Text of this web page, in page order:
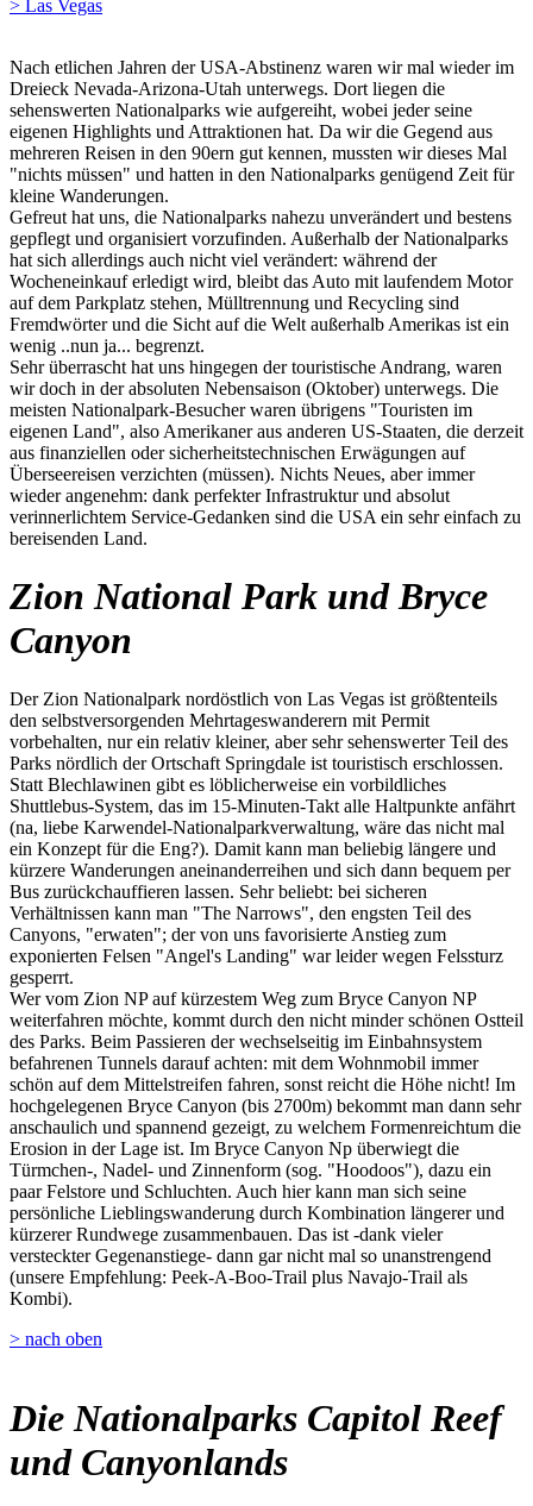
> Las Vegas
Nach etlichen Jahren der USA-Abstinenz waren wir mal wieder im
Dreieck Nevada-Arizona-Utah unterwegs. Dort liegen die
sehenswerten Nationalparks wie aufgereiht, wobei jeder seine
eigenen Highlights und Attraktionen hat. Da wir die Gegend aus
mehreren Reisen in den 90ern gut kennen, mussten wir dieses Mal
"nichts müssen" und hatten in den Nationalparks genügend Zeit für
kleine Wanderungen.
Gefreut hat uns, die Nationalparks nahezu unverändert und bestens
gepflegt und organisiert vorzufinden. Außerhalb der Nationalparks
hat sich allerdings auch nicht viel verändert: während der
Wocheneinkauf erledigt wird, bleibt das Auto mit laufendem Motor
auf dem Parkplatz stehen, Mülltrennung und Recycling sind
Fremdwörter und die Sicht auf die Welt außerhalb Amerikas ist ein
wenig ..nun ja... begrenzt.
Sehr überrascht hat uns hingegen der touristische Andrang, waren
wir doch in der absoluten Nebensaison (Oktober) unterwegs. Die
meisten Nationalpark-Besucher waren übrigens "Touristen im
eigenen Land", also Amerikaner aus anderen US-Staaten, die derzeit
aus finanziellen oder sicherheitstechnischen Erwägungen auf
Überseereisen verzichten (müssen). Nichts Neues, aber immer
wieder angenehm: dank perfekter Infrastruktur und absolut
verinnerlichtem Service-Gedanken sind die USA ein sehr einfach zu
bereisenden Land.
Zion National Park und Bryce
Canyon
Der Zion Nationalpark nordöstlich von Las Vegas ist größtenteils
den selbstversorgenden Mehrtageswanderern mit Permit
vorbehalten, nur ein relativ kleiner, aber sehr sehenswerter Teil des
Parks nördlich der Ortschaft Springdale ist touristisch erschlossen.
Statt Blechlawinen gibt es löblicherweise ein vorbildliches
Shuttlebus-System, das im 15-Minuten-Takt alle Haltpunkte anfährt
(na, liebe Karwendel-Nationalparkverwaltung, wäre das nicht mal
ein Konzept für die Eng?). Damit kann man beliebig längere und
kürzere Wanderungen aneinanderreihen und sich dann bequem per
Bus zurückchauffieren lassen. Sehr beliebt: bei sicheren
Verhältnissen kann man "The Narrows", den engsten Teil des
Canyons, "erwaten"; der von uns favorisierte Anstieg zum
exponierten Felsen "Angel's Landing" war leider wegen Felssturz
gesperrt.
Wer vom Zion NP auf kürzestem Weg zum Bryce Canyon NP
weiterfahren möchte, kommt durch den nicht minder schönen Ostteil
des Parks. Beim Passieren der wechselseitig im Einbahnsystem
befahrenen Tunnels darauf achten: mit dem Wohnmobil immer
schön auf dem Mittelstreifen fahren, sonst reicht die Höhe nicht! Im
hochgelegenen Bryce Canyon (bis 2700m) bekommt man dann sehr
anschaulich und spannend gezeigt, zu welchem Formenreichtum die
Erosion in der Lage ist. Im Bryce Canyon Np überwiegt die
Türmchen-, Nadel- und Zinnenform (sog. "Hoodoos"), dazu ein
paar Felstore und Schluchten. Auch hier kann man sich seine
persönliche Lieblingswanderung durch Kombination längerer und
kürzerer Rundwege zusammenbauen. Das ist -dank vieler
versteckter Gegenanstiege- dann gar nicht mal so unanstrengend
(unsere Empfehlung: Peek-A-Boo-Trail plus Navajo-Trail als
Kombi).
> nach oben
Die Nationalparks Capitol Reef
und Canyonlands